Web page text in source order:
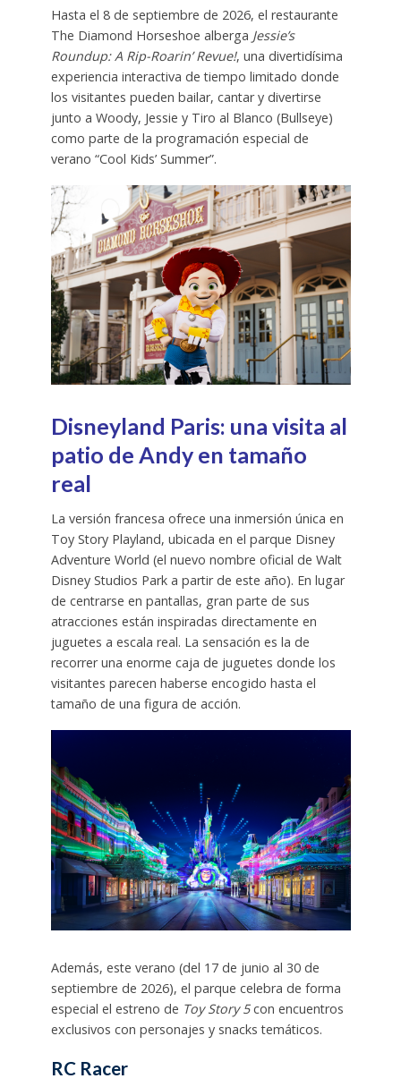
Hasta el 8 de septiembre de 2026, el restaurante
The Diamond Horseshoe alberga Jessie’s
Roundup: A Rip-Roarin’ Revue!, una divertidísima
experiencia interactiva de tiempo limitado donde
los visitantes pueden bailar, cantar y divertirse
junto a Woody, Jessie y Tiro al Blanco (Bullseye)
como parte de la programación especial de
verano “Cool Kids’ Summer”.
Disneyland Paris: una visita al
patio de Andy en tamaño
real
La versión francesa ofrece una inmersión única en
Toy Story Playland, ubicada en el parque Disney
Adventure World (el nuevo nombre oficial de Walt
Disney Studios Park a partir de este año). En lugar
de centrarse en pantallas, gran parte de sus
atracciones están inspiradas directamente en
juguetes a escala real. La sensación es la de
recorrer una enorme caja de juguetes donde los
visitantes parecen haberse encogido hasta el
tamaño de una figura de acción.
Además, este verano (del 17 de junio al 30 de
septiembre de 2026), el parque celebra de forma
especial el estreno de Toy Story 5con encuentros
exclusivos con personajes y snacks temáticos.
RC Racer